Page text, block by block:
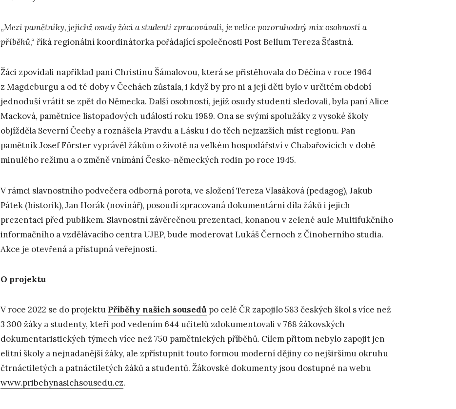
„Mezi pamětníky, jejichž osudy žáci a studenti zpracovávali, je velice pozoruhodný mix osobností a
příběhů,“ říká regionální koordinátorka pořádající společnosti Post Bellum Tereza Šťastná.
Žáci zpovídali například paní Christinu Šámalovou, která se přistěhovala do Děčína v roce 1964
z Magdeburgu a od té doby v Čechách zůstala, i když by pro ni a její děti bylo v určitém období
jednoduší vrátit se zpět do Německa. Další osobností, jejíž osudy studenti sledovali, byla paní Alice
Macková, pamětnice listopadových událostí roku 1989. Ona se svými spolužáky z vysoké školy
objížděla Severní Čechy a roznášela Pravdu a Lásku i do těch nejzazších míst regionu. Pan
pamětník Josef Förster vyprávěl žákům o životě na velkém hospodářství v Chabařovicích v době
minulého režimu a o změně vnímání Česko-německých rodin po roce 1945.
V rámci slavnostního podvečera odborná porota, ve složení Tereza Vlasáková (pedagog), Jakub
Pátek (historik), Jan Horák (novinář), posoudí zpracovaná dokumentární díla žáků i jejich
prezentaci před publikem. Slavnostní závěrečnou prezentaci, konanou v zelené aule Multifukčního
informačního a vzdělávacího centra UJEP, bude moderovat Lukáš Černoch z Činoherního studia.
Akce je otevřená a přístupná veřejnosti.
O projektu
V roce 2022 se do projektu Příběhy našich sousedů po celé ČR zapojilo 583 českých škol s více než
3 300 žáky a studenty, kteří pod vedením 644 učitelů zdokumentovali v 768 žákovských
dokumentaristických týmech více než 750 pamětnických příběhů. Cílem přitom nebylo zapojit jen
elitní školy a nejnadanější žáky, ale zpřístupnit touto formou moderní dějiny co nejširšímu okruhu
čtrnáctiletých a patnáctiletých žáků a studentů. Žákovské dokumenty jsou dostupné na webu
www.pribehynasichsousedu.cz.